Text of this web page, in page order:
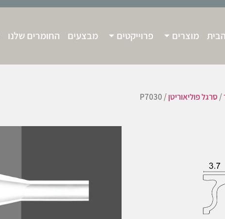
מוצרים פרוייקטים מבצעים החומרים שלנו
/ סרגל פוליאוריטן/ P7030